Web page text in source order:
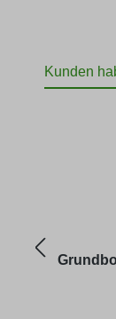
Kunden